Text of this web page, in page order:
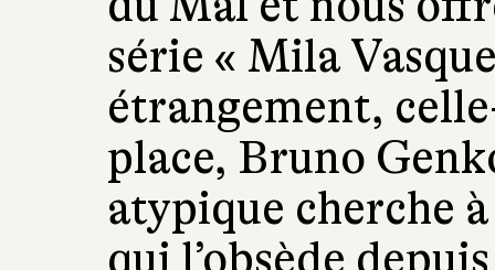
série « Mila
étrangement,
place, Bruno
atypique cherche
qui l’obsède